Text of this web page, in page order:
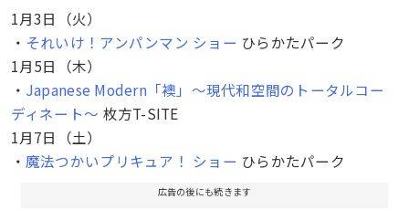
ップ「わたしのたわし」(12/7)若冲にまつわるエトセ
トラ(12/11)ナチュラルキッチン アンド「クリスマス
リース作り」(12/3)クリスマスランタンを作ろう！
(12/3,4)クリスマス クリアキャンドルをつくろう！
(12/3,4)ラッシュ「セクシー手作り大作戦」(12/17)く
ずはマルシェ(12/24,25)しのぶ先生の親子ヨガ Let’s
bodymind training!(12/8)しのぶ先生の 第四期 みんな
deセラピー体験会(12/8)裂き織り&裂き編み教室 『み
つまり』 お花アクセサリー/お祝いガーランドin樟葉
1月3日（火）
・ それいけ！アンパンマン ショー ひらかたパーク
1月5日（木）
・ Japanese Modern「襖」〜現代和空間のトータルコー
ディネート〜 枚方T-SITE
1月7日（土）
・ 魔法つかいプリキュア！ ショー ひらかたパーク
広告の後にも続きます